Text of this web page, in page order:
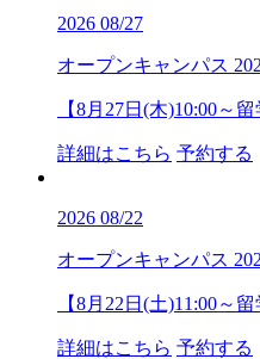
2026 08/27
オープンキャンパス
【8月27日(木)10:00～
詳細はこちら 予約する
2026 08/22
オープンキャンパス
【8月22日(土)11:00～
詳細はこちら 予約する